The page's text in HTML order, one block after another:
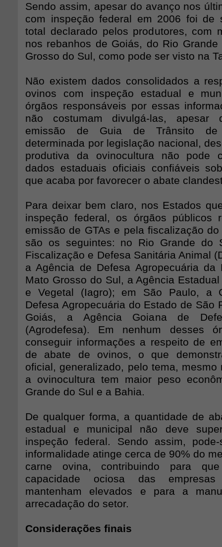
Sendo assim, apesar do avanço nos
com inspeção federal em 2006 foi de
total declarado pelos produtores, com
nos rebanhos de Goiás, do Rio
Grosso do Sul, como pode ser visto na
Não existem dados consolidados a
ovinos com inspeção estadual e
órgãos responsáveis por essas
não costumam divulgá-las, apesar
emissão de Guia de Trânsito de
determinada por legislação nacional,
produtiva da ovinocultura não pode
dados estaduais oficiais confiáveis
que acaba por favorecer o abate
Para deixar bem claro, nos Estados
inspeção federal, os órgãos públicos
emissão de GTAs e pela fiscalização
são os seguintes: no Rio Grande do
Fiscalização e Defesa Sanitária Animal
a Agência de Defesa Agropecuária da
Mato Grosso do Sul, a Agência
e Vegetal (Iagro); em São Paulo, a
Defesa Agropecuária do Estado de São
Goiás, a Agência Goiana de
(Agrodefesa). Em nenhum desses
conseguir informações a respeito de
de abate de ovinos, o que
oficial, generalizado, pelo tema, mesmo
a ovinocultura tem maior peso
Grande do Sul e a Bahia.
De qualquer forma, a quantidade de
estadual e municipal não deve
inspeção federal. Sendo assim,
informalidade atinge cerca de 90% do
carne ovina, contribuindo para
capacidade ociosa das
mantenham elevados e para a
arrecadação do setor.
Considerações finais